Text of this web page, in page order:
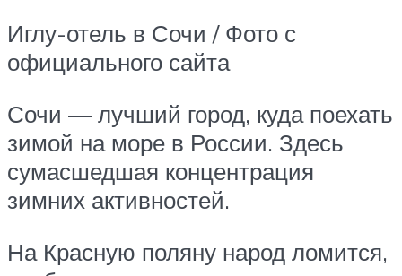
Иглу-отель в Сочи / Фото с
официального сайта
Сочи — лучший город, куда поехать
зимой на море в России. Здесь
сумасшедшая концентрация
зимних активностей.
На Красную поляну народ ломится,